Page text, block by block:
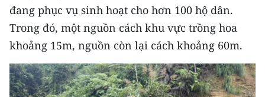
Chuyên trang Hà Nội
Chuyên trang TP. Hồ Chí Minh
CHUYÊN ĐỀ
CÁC CHUYÊN TRANG
đang phục vụ sinh hoạt cho hơn 100 hộ dân.
Trong đó, một nguồn cách khu vực trồng hoa
khoảng 15m, nguồn còn lại cách khoảng 60m.